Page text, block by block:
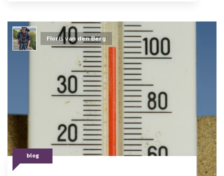
blog
Floris van den Berg